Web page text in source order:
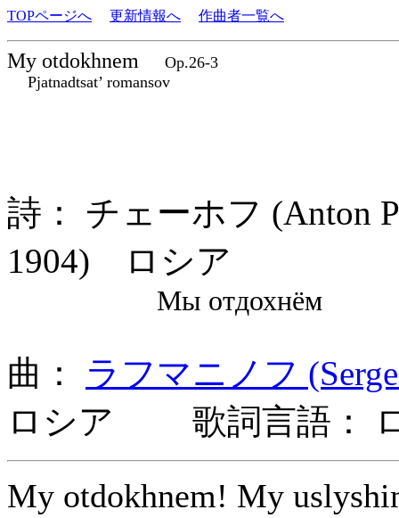
TOPページへ 更新情報へ 作曲者一覧へ
My otdokhnem
Op.26-3
Pjatnadtsat’ romansov
詩： チェーホフ (Anton
1904) ロシア
Мы отдохнём
曲： ラフマニノフ
ロシア 歌詞言語：
My otdokhnem! My